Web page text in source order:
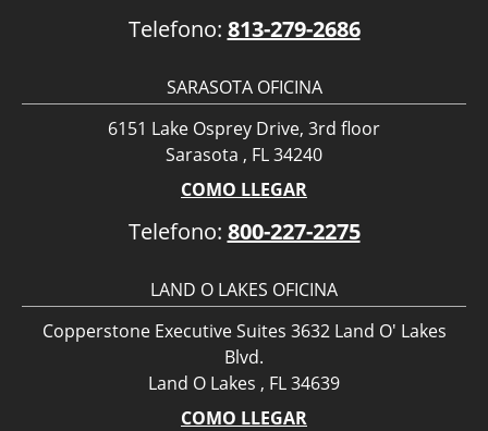
Telefono: 813-279-2686
SARASOTA OFICINA
6151 Lake Osprey Drive, 3rd floor
Sarasota , FL 34240
COMO LLEGAR
Telefono: 800-227-2275
LAND O LAKES OFICINA
Copperstone Executive Suites 3632 Land O' Lakes
Blvd.
Land O Lakes , FL 34639
COMO LLEGAR